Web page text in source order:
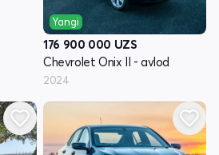
Yangi
176 900 000 UZS
Chevrolet Onix II - avlod
2024